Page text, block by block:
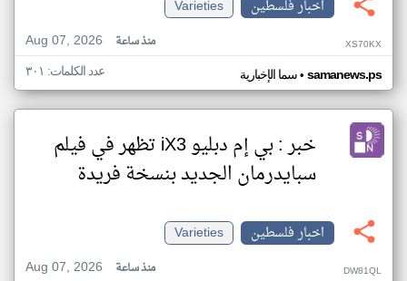
اخبار فلسطين
Varieties
Aug 07, 2026
منذ ساعة XS70KX
سما الإخبارية• samanews.ps عدد الكلمات: ٣٠١
خبر : بي إم دبليو iX3 تظهر في فيلم
سبايدرمان الجديد بنسخة فريدة
اخبار فلسطين
Varieties
Aug 07, 2026
منذ ساعة DW81QL